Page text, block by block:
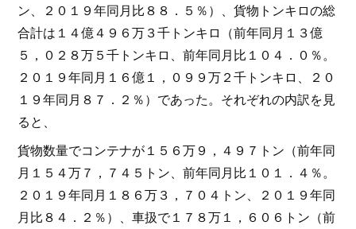
ン、２０１９年同月比８８．５％）、貨物トンキロの総
合計は１４億４９６万３千トンキロ（前年同月１３億
５，０２８万５千トンキロ、前年同月比１０４．０％。
２０１９年同月１６億１，０９９万２千トンキロ、２０
１９年同月８７．２％）であった。それぞれの内訳を見
ると、
貨物数量でコンテナが１５６万９，４９７トン（前年同
月１５４万７，７４５トン、前年同月比１０１．４％。
２０１９年同月１８６万３，７０４トン、２０１９年同
月比８４．２％）、車扱で１７８万１，６０６トン（前